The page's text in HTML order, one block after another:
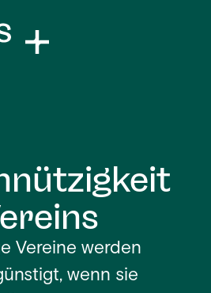
Vereine werden
wenn sie